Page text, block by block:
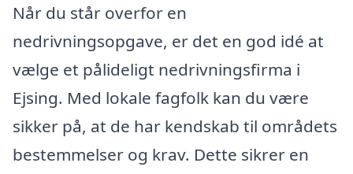
Når du står overfor en
nedrivningsopgave, er det en god idé at
vælge et pålideligt nedrivningsfirma i
Ejsing. Med lokale fagfolk kan du være
sikker på, at de har kendskab til områdets
bestemmelser og krav. Dette sikrer en